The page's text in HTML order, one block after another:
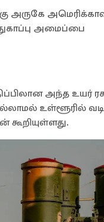
அமைப்பை
அந்த உயர்
உள்ளூரில்
கூறியுள்ளது.